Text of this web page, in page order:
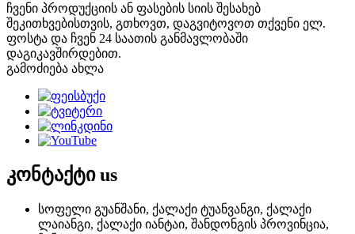
ჩვენი პროდუქციის ან ფასების სიის შესახებ
შეკითხვებისთვის, გთხოვთ, დაგვიტოვოთ თქვენი ელ.
ფოსტა და ჩვენ 24 საათის განმავლობაში
დაგიკავშირდებით.
გამოძიება ახლა
კონტაქტიus
სოფელი გუანშანი, ქალაქი ტუანვანგი, ქალაქი
ლაიანგი, ქალაქი იანტაი, შანდონგის პროვინცია,